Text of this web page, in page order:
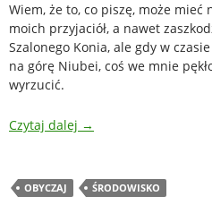
Wiem, że to, co piszę, może
moich przyjaciół, a nawet
Szalonego Konia, ale gdy w
na górę Niubei, coś we mnie
wyrzucić.
Czytaj dalej →
OBYCZAJ ŚRODOWISKO